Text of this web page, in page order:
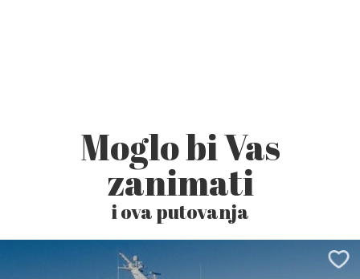
Moglo bi Vas
zanimati
i ova putovanja